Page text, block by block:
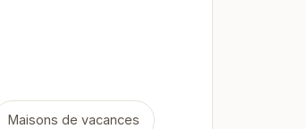
Maisons de vacances